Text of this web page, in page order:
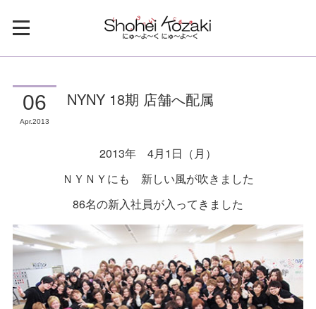
06
Apr 2013
NYNY 18期 店舗へ配属
2013年 4月1日（月）
ＮＹＮＹにも 新しい風が吹きました
86名の新入社員が入ってきました